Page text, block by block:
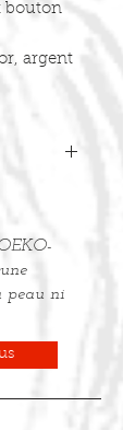
bouton
argent
dans
peau ni